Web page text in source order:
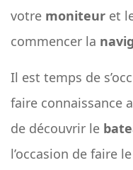
votre moniteur et
commencer la
Il est temps de
faire connaissance
de découvrir le
l’occasion de faire